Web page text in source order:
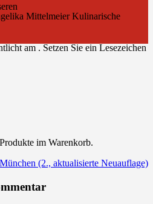
im Warenkorb.
Mittelmeier Kulinarische
am . Setzen Sie ein Lesezeichen
(2., aktualisierte Neuauflage)